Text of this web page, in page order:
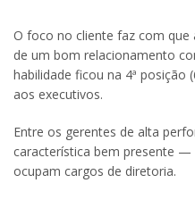
O foco no cliente faz com
de um bom relacionamento
habilidade ficou na 4ª posição
aos executivos.
Entre os gerentes de alta
característica bem presente
ocupam cargos de diretoria.